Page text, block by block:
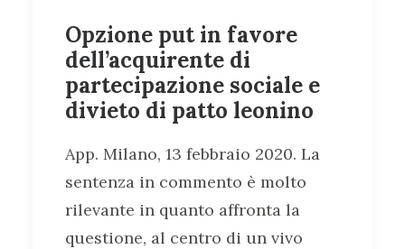
Opzione put in favore
dell’acquirente di
partecipazione sociale e
divieto di patto leonino
App. Milano, 13 febbraio 2020. La
sentenza in commento è molto
rilevante in quanto affronta la
questione, al centro di un vivo